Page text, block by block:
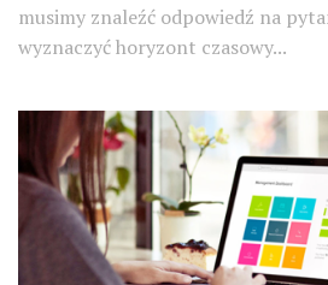
musimy znaleźć odpowiedź na
wyznaczyć horyzont czasowy...